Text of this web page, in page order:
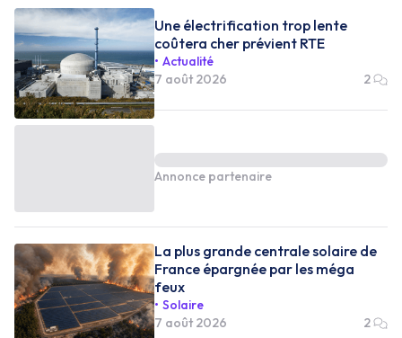
Une électrification trop lente
coûtera cher prévient RTE
Actualité
7 août 2026
2
Annonce partenaire
La plus grande centrale solaire de
France épargnée par les méga
feux
Solaire
7 août 2026
2